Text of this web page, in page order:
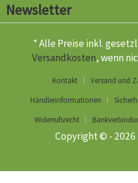
Newsletter
* Alle Preise inkl.
Versandkosten, wenn
Kontakt
Versand und
Händlerinformationen
Widerrufsrecht
Copyright © -